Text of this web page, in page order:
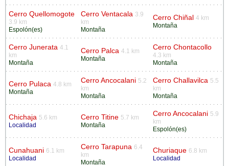
Cerro Quellomogote
3.9 km
Espolón(es)
Cerro Ventacala 3.9
km
Montaña
Cerro Chiñal
4 km
Montaña
Cerro Junerata 4.1
km
Montaña
Cerro Palca 4.1 km
Montaña
Cerro Chontacollo
4.3 km
Montaña
Cerro Pulaca 4.8 km
Montaña
Cerro Ancocalani 5.2
km
Montaña
Cerro Challavilca 5.5
km
Montaña
Chichaja 5.6 km
Localidad
Cerro Titine 5.7 km
Montaña
Cerro Ancocalani 5.9
km
Espolón(es)
Cunahuani 6.1 km
Localidad
Cerro Tarapuna 6.4
km
Montaña
Churiaque 6.8 km
Localidad